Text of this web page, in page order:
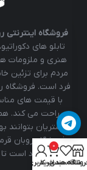
فروشگاه اینترنتی
تابلو های
هنری و ملزومات
مردم برای تزئین
فرد است. فروشگاه
با قیمت های
راحت می کند.
مشتریان بتوانند
فروشگاه روبان
خدمات خود است تا
علاقه مندی
0
سبد خرید
حساب کاربری من